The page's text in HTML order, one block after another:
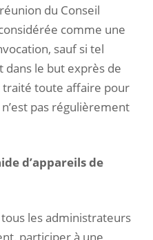
du Conseil
comme une
sauf si tel
le but exprès de
traité toute affaire pour
pas régulièrement
d’appareils de
les administrateurs